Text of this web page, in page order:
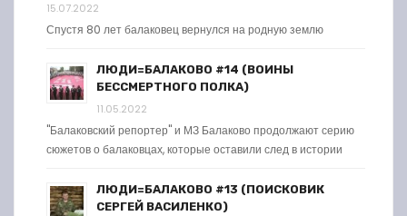
15.07.2022
Спустя 80 лет балаковец вернулся на родную землю
ЛЮДИ=БАЛАКОВО #14 (ВОИНЫ
БЕССМЕРТНОГО ПОЛКА)
11.05.2022
"Балаковский репортер" и МЗ Балаково продолжают серию
сюжетов о балаковцах, которые оставили след в истории
ЛЮДИ=БАЛАКОВО #13 (ПОИСКОВИК
СЕРГЕЙ ВАСИЛЕНКО)